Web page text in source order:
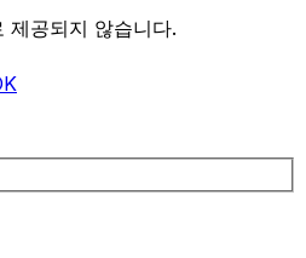
제공되지 않습니다.